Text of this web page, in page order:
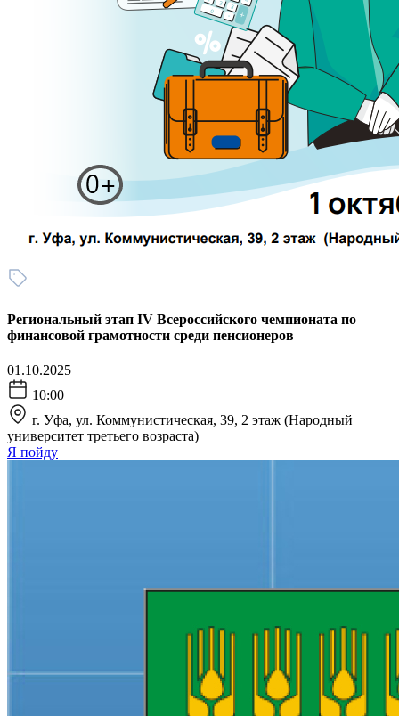
Региональный этап IV Всероссийского чемпионата по
финансовой грамотности среди пенсионеров
01.10.2025
10:00
г. Уфа, ул. Коммунистическая, 39, 2 этаж (Народный
университет третьего возраста)
Я пойду